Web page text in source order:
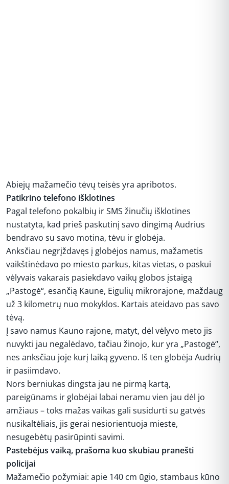
Abiejų mažamečio tėvų teisės yra apribotos.
Patikrino telefono išklotines
Pagal telefono pokalbių ir SMS žinučių išklotines
nustatyta, kad prieš paskutinį savo dingimą Audrius
bendravo su savo motina, tėvu ir globėja.
Anksčiau negrįždavęs į globėjos namus, mažametis
vaikštinėdavo po miesto parkus, kitas vietas, o paskui
vėlyvais vakarais pasiekdavo vaikų globos įstaigą
„Pastogė“, esančią Kaune, Eigulių mikrorajone, maždaug
už 3 kilometrų nuo mokyklos. Kartais ateidavo pas savo
tėvą.
Į savo namus Kauno rajone, matyt, dėl vėlyvo meto jis
nuvykti jau negalėdavo, tačiau žinojo, kur yra „Pastogė“,
nes anksčiau joje kurį laiką gyveno. Iš ten globėja Audrių
ir pasiimdavo.
Nors berniukas dingsta jau ne pirmą kartą,
pareigūnams ir globėjai labai neramu vien jau dėl jo
amžiaus – toks mažas vaikas gali susidurti su gatvės
nusikaltėliais, jis gerai nesiorientuoja mieste,
nesugebėtų pasirūpinti savimi.
Pastebėjus vaiką, prašoma kuo skubiau pranešti
policijai
Mažamečio požymiai: apie 140 cm ūgio, stambaus kūno